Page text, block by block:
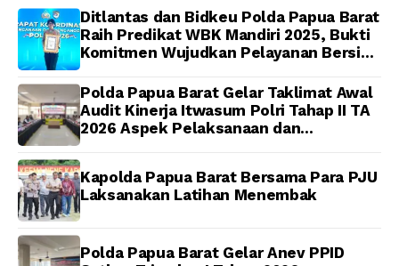
Papua Barat Yanto
Idorway Telah Matang,
Pelaksanaan
Dijadwalkan Kamis
Toleransi bagi Oknum
Anggota
Ditlantas dan Bidkeu Polda Papua Barat
Raih Predikat WBK Mandiri 2025, Bukti
Komitmen Wujudkan Pelayanan Bersih
Polda Papua Barat Gelar Taklimat Awal
Audit Kinerja Itwasum Polri Tahap II TA
2026 Aspek Pelaksanaan dan
Kapolda Papua Barat Bersama Para PJU
Laksanakan Latihan Menembak
Polda Papua Barat Gelar Anev PPID